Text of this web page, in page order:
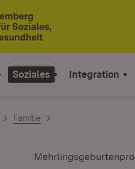
Soziales Integration
Familie